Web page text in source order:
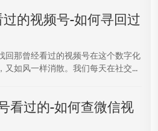
过的视频号-如何寻回过
回那曾经看过的视频号在这个数字化
又如风一样消散。我们每天在社交...
看过的-如何查微信视